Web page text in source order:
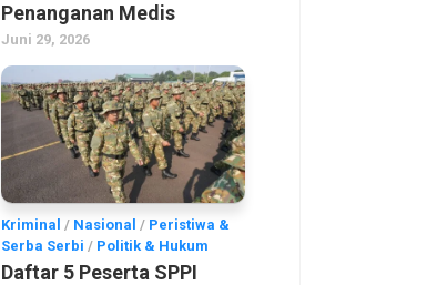
Penanganan Medis
Juni 29, 2026
Kriminal / Nasional / Peristiwa &
Serba Serbi / Politik & Hukum
Daftar 5 Peserta SPPI